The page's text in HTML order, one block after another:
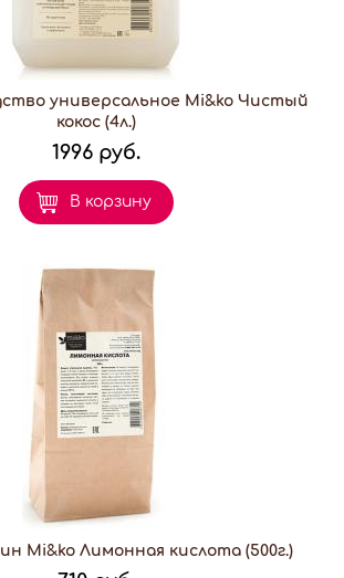
универсальное Mi&ko Чистый
кокос (4л.)
1996 руб.
В корзину
Mi&ko Лимонная кислота (500г.)